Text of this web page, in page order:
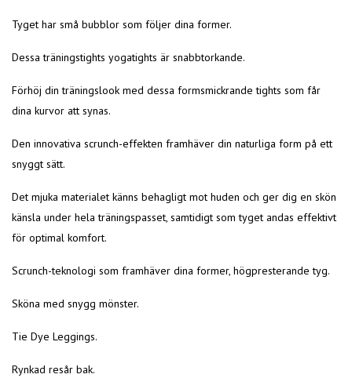
Tyget har små bubblor som följer dina former.
Dessa träningstights yogatights är snabbtorkande.
Förhöj din träningslook med dessa formsmickrande tights som får
dina kurvor att synas.
Den innovativa scrunch-effekten framhäver din naturliga form på ett
snyggt sätt.
Det mjuka materialet känns behagligt mot huden och ger dig en skön
känsla under hela träningspasset, samtidigt som tyget andas effektivt
för optimal komfort.
Scrunch-teknologi som framhäver dina former, högpresterande tyg.
Sköna med snygg mönster.
Tie Dye Leggings.
Rynkad resår bak.